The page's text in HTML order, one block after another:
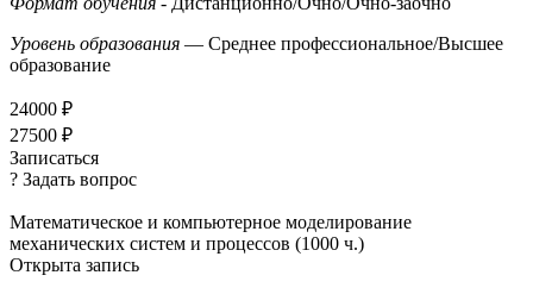
Уровень образования — Среднее профессиональное/Высшее
образование
24000 ₽
27500 ₽
Записаться
? Задать вопрос
Математическое и компьютерное моделирование
механических систем и процессов (1000 ч.)
Открыта запись